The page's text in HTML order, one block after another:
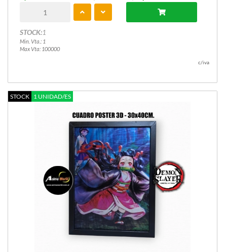
STOCK:1
Min. Vta.: 1
Max Vta: 100000
c/iva
STOCK 1 UNIDAD/ES